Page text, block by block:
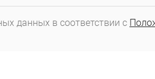
данных в соответствии с